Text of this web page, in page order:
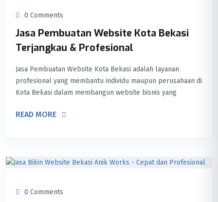
0 Comments
Jasa Pembuatan Website Kota Bekasi
Terjangkau & Profesional
Jasa Pembuatan Website Kota Bekasi adalah layanan
profesional yang membantu individu maupun perusahaan di
Kota Bekasi dalam membangun website bisnis yang
READ MORE
0 Comments